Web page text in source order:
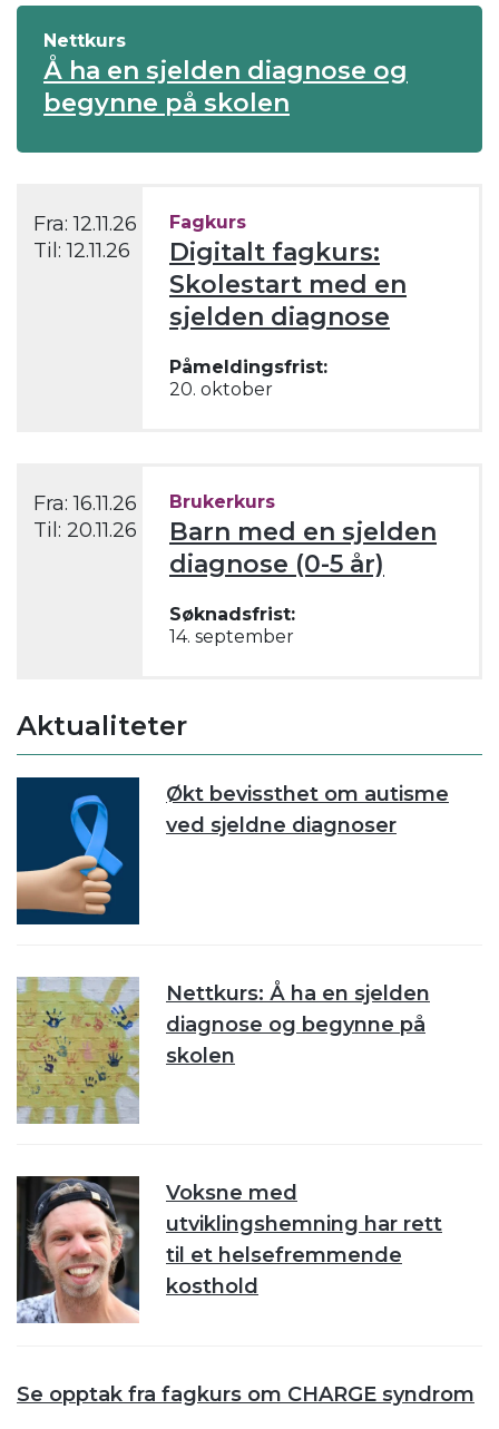
Nettkurs
Å ha en sjelden diagnose og
begynne på skolen
Fra:12.11.26
Til:12.11.26
Fagkurs
Digitalt fagkurs:
Skolestart med en
sjelden diagnose
Påmeldingsfrist:
20. oktober
Fra:16.11.26
Til: 20.11.26
Brukerkurs
Barn med en sjelden
diagnose (0-5 år)
Søknadsfrist:
14. september
Aktualiteter
Økt bevissthet om autisme
ved sjeldne diagnoser
Nettkurs: Å ha en sjelden
diagnose og begynne på
skolen
Voksne med
utviklingshemning har rett
til et helsefremmende
kosthold
Se opptak fra fagkurs om CHARGE syndrom